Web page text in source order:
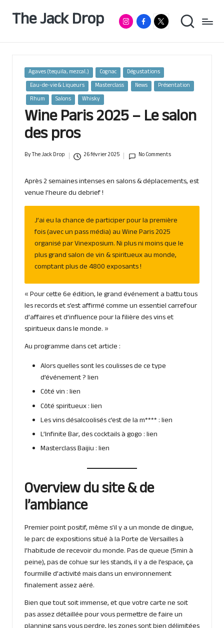
The Jack Drop
Passionné
spiritueux,
basé
InstagramFacebook
RumX
App
Posted
in
Agaves (tequila, mezcal...) Cognac
Dégustations
Eau-de-vie & Liqueurs
Masterclass News
Présentation
Rhum
Salons Whisky
Wine Paris 2025 – Le salon
des pros
Posted
ByThe Jack Drop 26 février 2025 No Comments
Après 2 semaines intenses en salons & déplacements, est
venue l’heure du debrief !
J’ai eu la chance de participer pour la première
fois (avec un pass média) au Wine Paris 2025
organisé par Vinexposium. Ni plus ni moins que le
plus grand salon de vin & spiritueux au monde,
comptant plus de 4800 exposants !
« Pour cette 6e édition, le grand événement a battu tous
les records et s’est affirmé comme un essentiel carrefour
d’affaires et d’influence pour la filière des vins et
spiritueux dans le monde. »
Au programme dans cet article :
Alors quelles sont les coulisses de ce type
d’événement ?lien
Côté vin :lien
Côté spiritueux :lien
Les vins désalcoolisés c’est de la m**** :lien
L’Infinite Bar, des cocktails à gogo :lien
Masterclass Baijiu :lien
Overview du site & de
l’ambiance
Premier point positif, même s’il y a un monde de dingue,
le parc de expositions situé à la Porte de Versailles à
l’habitude de recevoir du monde. Pas de queue (5min à
peine), pas de cohue sur les stands, il y a de l’espace, ça
fourmille d’activité mais dans un environnement
finalement assez aéré.
Bien que tout soit immense, et que votre carte ne soit
pas assez détaillée pour vous permettre de faire un